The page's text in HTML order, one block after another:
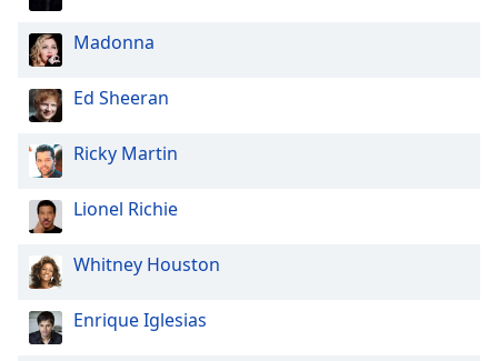
Madonna
Ed Sheeran
Ricky Martin
Lionel Richie
Whitney Houston
Enrique Iglesias